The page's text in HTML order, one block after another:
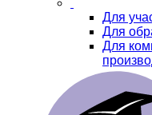
Для
Для
Для